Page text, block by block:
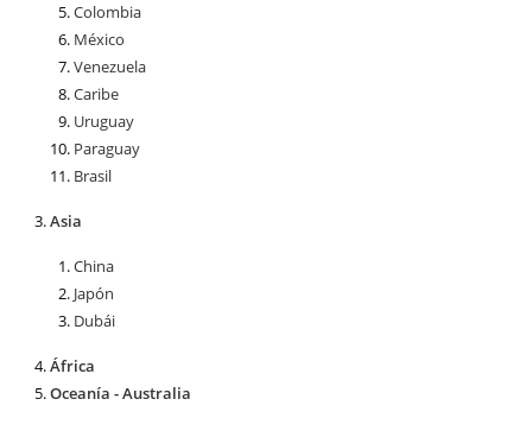
Colombia
México
Venezuela
Caribe
Uruguay
Paraguay
Brasil
Asia
China
Japón
Dubái
África
Oceanía - Australia